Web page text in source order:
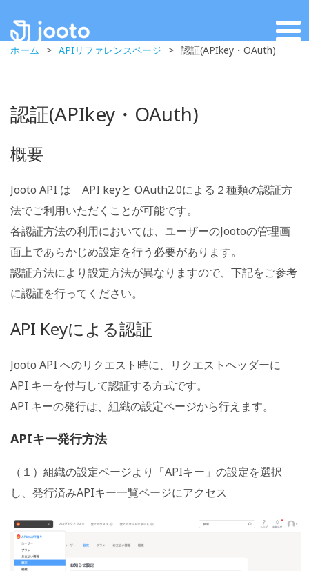
ホーム > APIリファレンスページ > 認証(APIkey・OAuth)
認証(APIkey・OAuth)
概要
Jooto API は API keyと OAuth2.0による２種類の認証方
法でご利用いただくことが可能です。
各認証方法の利用においては、ユーザーのJootoの管理画
面上であらかじめ設定を行う必要があります。
認証方法により設定方法が異なりますので、下記をご参考
に認証を行ってください。
API Keyによる認証
Jooto API へのリクエスト時に、リクエストヘッダーに
API キーを付与して認証する方式です。
API キーの発行は、組織の設定ページから行えます。
APIキー発行方法
（１）組織の設定ページより「APIキー」の設定を選択
し、発行済みAPIキー一覧ページにアクセス